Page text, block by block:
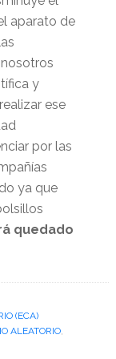
aparato de
y
ese
por las
ya que
quedado
(ECA)
ALEATORIO,